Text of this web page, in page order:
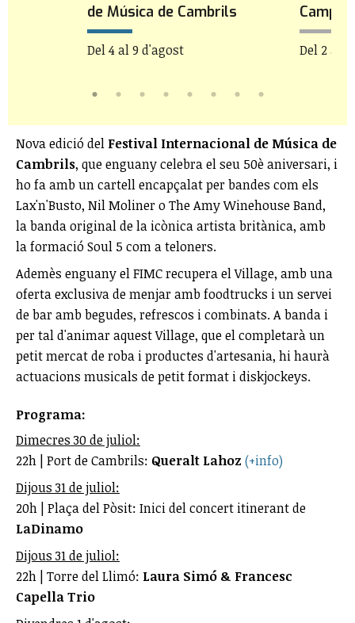
de Música de Cambrils
Del 4 al 9 d'agost
Camp
Del 2 al
Nova edició del Festival Internacional de Música de
Cambrils, que enguany celebra el seu 50è aniversari, i
ho fa amb un cartell encapçalat per bandes com els
Lax'n'Busto, Nil Moliner o The Amy Winehouse Band,
la banda original de la icònica artista britànica, amb
la formació Soul 5 com a teloners.
Ademès enguany el FIMC recupera el Village, amb una
oferta exclusiva de menjar amb foodtrucks i un servei
de bar amb begudes, refrescos i combinats. A banda i
per tal d'animar aquest Village, que el completarà un
petit mercat de roba i productes d'artesania, hi haurà
actuacions musicals de petit format i diskjockeys.
Programa:
Dimecres 30 de juliol:
22h | Port de Cambrils: Queralt Lahoz (+info)
Dijous 31 de juliol:
20h | Plaça del Pòsit: Inici del concert itinerant de
LaDinamo
Dijous 31 de juliol:
22h | Torre del Llimó: Laura Simó & Francesc
Capella Trio